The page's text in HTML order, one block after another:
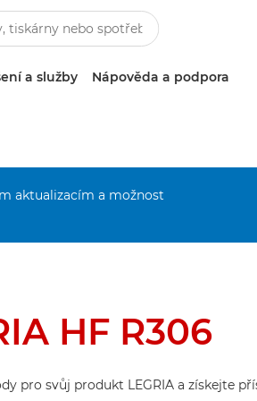
a služby Nápověda a podpora
aktualizacím a možnost
HF R306
pro svůj produkt LEGRIA a získejte